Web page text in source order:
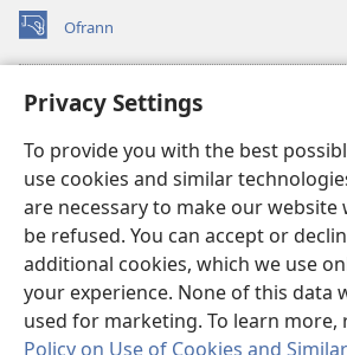
Privacy Settings
To provide you with the best
use cookies and similar
are necessary to make our
be refused. You can accept or
additional cookies, which we use
your experience. None of this data
used for marketing. To learn more,
Policy on Use of Cookies and
Ofrann
(opens
new
Bibliyotèk sou Entènèt
(opens
window)JW Hub
(opens
new
window)JW Library
Watchtower Library